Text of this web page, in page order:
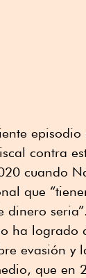
contra
cuando
que
dinero seria”.
ha logrado
evasión y
que en